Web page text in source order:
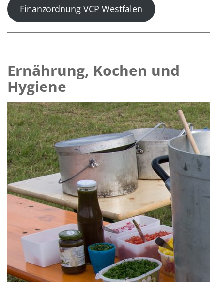
Finanzordnung VCP Westfalen
Ernährung, Kochen und
Hygiene